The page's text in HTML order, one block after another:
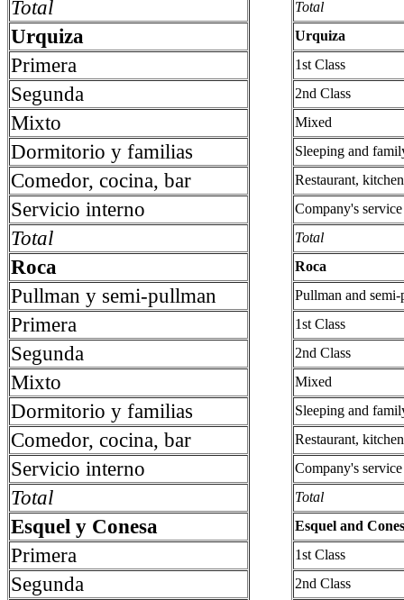
Total Total
Urquiza Urquiza
Primera 1st Class
Segunda 2nd Class
Mixto Mixed
Dormitorio y familias Sleeping and
Comedor, cocina, bar Restaurant,
Servicio interno Company's service
Total Total
Roca Roca
Pullman y semi-pullman Pullman and
Primera 1st Class
Segunda 2nd Class
Mixto Mixed
Dormitorio y familias Sleeping and
Comedor, cocina, bar Restaurant,
Servicio interno Company's service
Total Total
Esquel y Conesa Esquel and
Primera 1st Class
Segunda 2nd Class